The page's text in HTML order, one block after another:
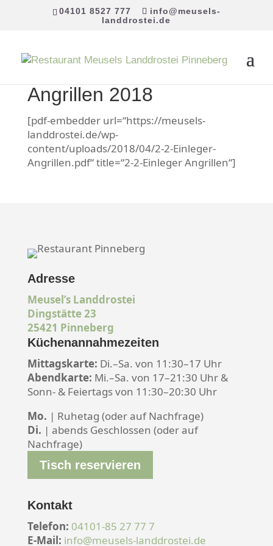
04101 8527 777
info@meusels-
landdrostei.de
Angrillen 2018
[pdf-embedder url=“https://meusels-
landdrostei.de/wp-
content/uploads/2018/04/2-2-Einleger-
Angrillen.pdf“ title=“2-2-Einleger Angrillen“]
Adresse
Meusel’s Landdrostei
Dingstätte 23
25421 Pinneberg
Küchenannahmezeiten
Mittagskarte: Di.–Sa. von 11:30–17 Uhr
Abendkarte: Mi.–Sa. von 17–21:30 Uhr &
Sonn- & Feiertags von 11:30–20:30 Uhr
Mo. | Ruhetag (oder auf Nachfrage)
Di. | abends Geschlossen (oder auf
Nachfrage)
Tisch reservieren
Kontakt
Telefon: 04101-85 27 77 7
E-Mail: info@meusels-landdrostei.de